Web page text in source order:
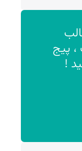
، پیج
!